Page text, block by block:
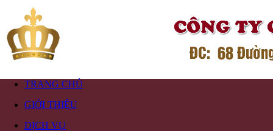
TRANG CHỦ
GIỚI THIỆU
DỊCH VỤ